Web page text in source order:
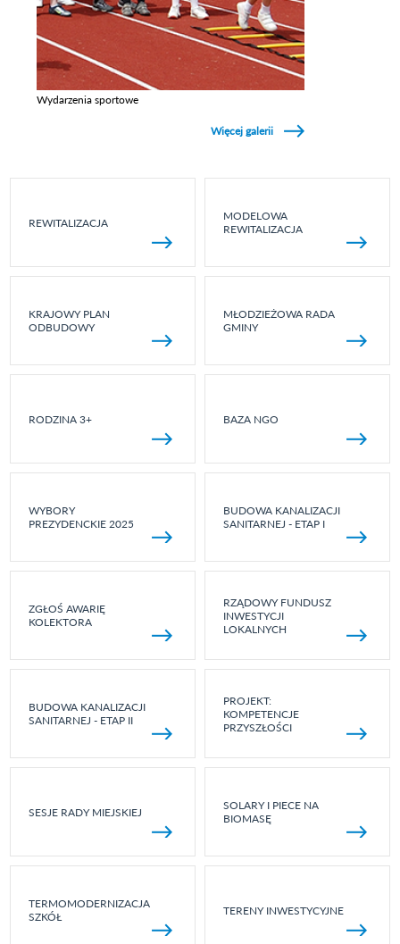
Wydarzenia sportowe
Więcej galerii
REWITALIZACJA
MODELOWA
REWITALIZACJA
KRAJOWY PLAN
ODBUDOWY
MŁODZIEŻOWA RADA
GMINY
RODZINA 3+ BAZA NGO
WYBORY
PREZYDENCKIE 2025
BUDOWA KANALIZACJI
SANITARNEJ - ETAP I
ZGŁOŚ AWARIĘ
KOLEKTORA
RZĄDOWY FUNDUSZ
INWESTYCJI
LOKALNYCH
BUDOWA KANALIZACJI
SANITARNEJ - ETAP II
PROJEKT:
KOMPETENCJE
PRZYSZŁOŚCI
SESJE RADY MIEJSKIEJ
SOLARY I PIECE NA
BIOMASĘ
TERMOMODERNIZACJA
SZKÓŁ
TERENY INWESTYCYJNE